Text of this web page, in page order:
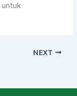
untuk
NEXT